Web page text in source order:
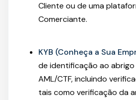
Cliente ou de uma
Comerciante.
KYB (Conheça a Sua
de identificação ao
AML/CTF, incluindo
tais como verificação da